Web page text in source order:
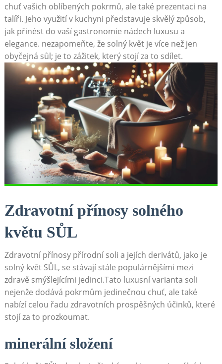
chuť vašich oblíbených pokrmů, ale také prezentaci na
talíři. Jeho využití v kuchyni představuje skvělý způsob,
jak přinést ⁢do‌ vaší gastronomie nádech⁤ luxusu‌ a
elegance. nezapomeňte, že solný květ ⁢je více než jen
obyčejná ‍sůl; je to zážitek, který⁢ stojí ⁣za to sdílet.
Zdravotní přínosy solného
‌květu SŮL
Zdravotní ⁣přínosy⁢ přírodní soli a jejích ‌derivátů, jako je
solný květ SŮL, se⁢ stávají stále populárnějšími mezi
zdravě smýšlejícími jedinci.Tato luxusní varianta soli
nejenže dodává pokrmům jedinečnou chuť, ale také
nabízí celou řadu zdravotních prospěšných ⁢účinků, které
stojí za to prozkoumat.
minerální​ složení